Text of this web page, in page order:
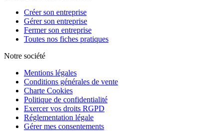
Créer son entreprise
Gérer son entreprise
Fermer son entreprise
Toutes nos fiches pratiques
Notre société
Mentions légales
Conditions générales de vente
Charte Cookies
Politique de confidentialité
Exercer vos droits RGPD
Réglementation légale
Gérer mes consentements